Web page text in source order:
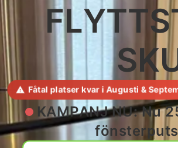
Fåtal platser kvar i Augusti &
KAMPANJ NU: Nu